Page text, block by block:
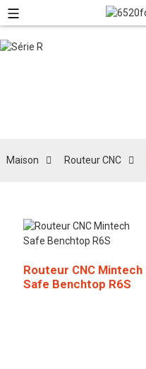
Maison Routeur CNC
Routeur CNC Mintech
Safe Benchtop R6S